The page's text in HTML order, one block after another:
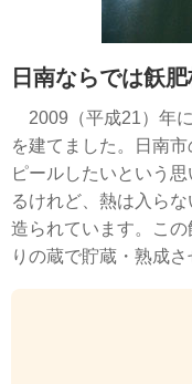
日南ならでは飫
2009（平成21）年
を建てました。日南
ピールしたいという
るけれど、熱は入ら
造られています。こ
りの蔵で貯蔵・熟成さ